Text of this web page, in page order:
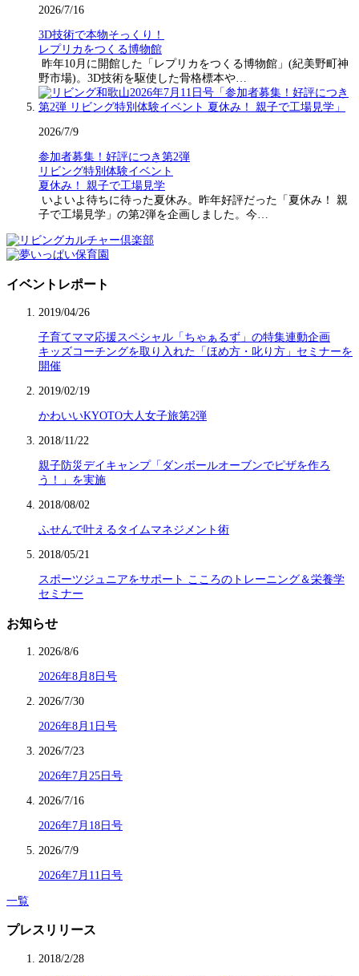
2026/7/16
3D技術で本物そっくり！
レプリカをつくる博物館
昨年10月に開館した「レプリカをつくる博物館」(紀美野町神
野市場)。3D技術を駆使した骨格標本や…
2026/7/9
参加者募集！好評につき第2弾
リビング特別体験イベント
夏休み！ 親子で工場見学
いよいよ待ちに待った夏休み。昨年好評だった「夏休み！ 親
子で工場見学」の第2弾を企画しました。今…
イベントレポート
2019/04/26
子育てママ応援スペシャル「ちゃぁるず」の特集連動企画
キッズコーチングを取り入れた「ほめ方・叱り方」セミナーを
開催
2019/02/19
かわいいKYOTO大人女子旅第2弾
2018/11/22
親子防災デイキャンプ「ダンボールオーブンでピザを作ろ
う！」を実施
2018/08/02
ふせんで叶えるタイムマネジメント術
2018/05/21
スポーツジュニアをサポート こころのトレーニング＆栄養学
セミナー
お知らせ
2026/8/6
2026年8月8日号
2026/7/30
2026年8月1日号
2026/7/23
2026年7月25日号
2026/7/16
2026年7月18日号
2026/7/9
2026年7月11日号
一覧
プレスリリース
2018/2/28